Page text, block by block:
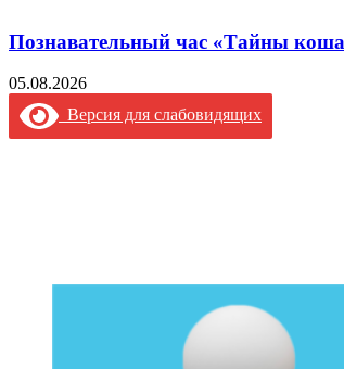
Познавательный час «Тайны
05.08.2026
Версия для слабовидящих